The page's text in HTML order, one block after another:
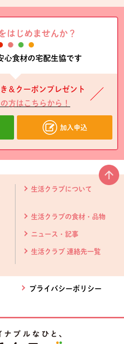
はじめませんか？
心食材の宅配生協です
＆クーポンプレゼント
方はこちらから！
加入申込
生活クラブについて
生活クラブの食材・品物
ニュース・記事
生活クラブ 連絡先一覧
プライバシーポリシー